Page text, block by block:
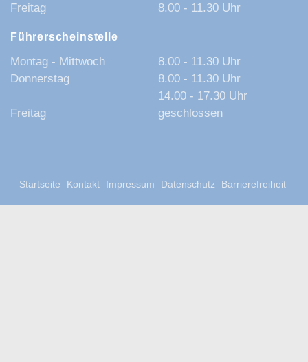
Freitag
8.00 - 11.30 Uhr
Führerscheinstelle
Montag - Mittwoch
8.00 - 11.30 Uhr
Donnerstag
8.00 - 11.30 Uhr
14.00 - 17.30 Uhr
Freitag
geschlossen
Startseite Kontakt Impressum Datenschutz Barrierefreiheit